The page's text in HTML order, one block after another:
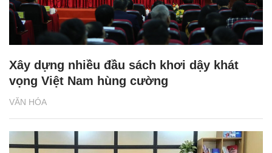
VĂN HÓA
Xây dựng nhiều đầu sách khơi dậy khát
vọng Việt Nam hùng cường